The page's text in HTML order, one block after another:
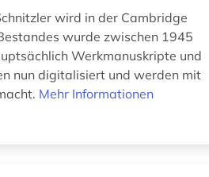
wird in der Cambridge
wurde zwischen 1945
Werkmanuskripte und
nun digitalisiert und werden mit
Mehr Informationen